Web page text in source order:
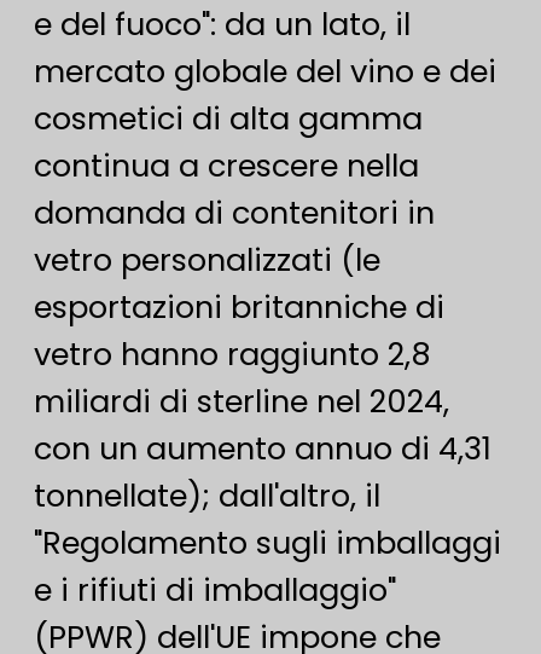
e del fuoco": da un lato, il
mercato globale del vino e dei
cosmetici di alta gamma
continua a crescere nella
domanda di contenitori in
vetro personalizzati (le
esportazioni britanniche di
vetro hanno raggiunto 2,8
miliardi di sterline nel 2024,
con un aumento annuo di 4,31
tonnellate); dall'altro, il
"Regolamento sugli imballaggi
e i rifiuti di imballaggio"
(PPWR) dell'UE impone che